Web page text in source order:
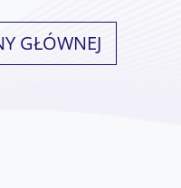
GŁÓWNEJ